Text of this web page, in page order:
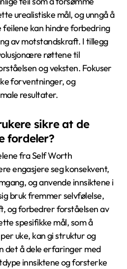
bør unngås
Self Worth
av Self Worth
feil som å forsømme
urealistiske mål, og unngå å
kan hindre forbedring
av motstandskraft. I tillegg
røttene til